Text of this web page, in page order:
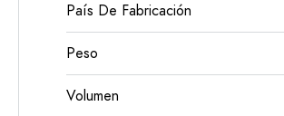
País De Fabricación
Peso
Volumen